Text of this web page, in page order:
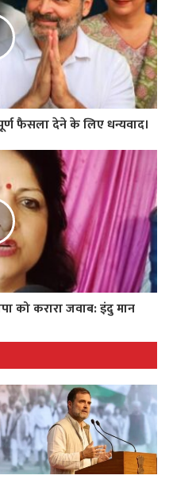
फैसला देने के लिए धन्यवाद।
को करारा जवाब: इंदु मान